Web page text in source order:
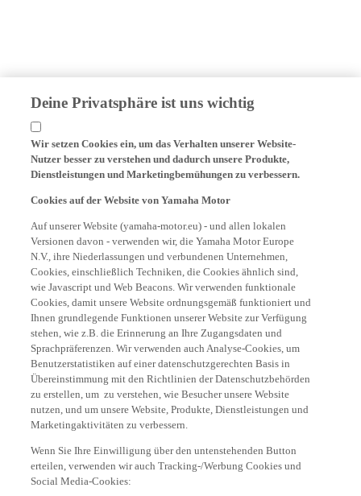
Deine Privatsphäre ist uns wichtig
Wir setzen Cookies ein, um das Verhalten unserer Website-
Nutzer besser zu verstehen und dadurch unsere Produkte,
Dienstleistungen und Marketingbemühungen zu verbessern.
Cookies auf der Website von Yamaha Motor
Auf unserer Website (yamaha-motor.eu) - und allen lokalen
Versionen davon - verwenden wir, die Yamaha Motor Europe
N.V., ihre Niederlassungen und verbundenen Unternehmen,
Cookies, einschließlich Techniken, die Cookies ähnlich sind,
wie Javascript und Web Beacons. Wir verwenden funktionale
Cookies, damit unsere Website ordnungsgemäß funktioniert und
Ihnen grundlegende Funktionen unserer Website zur Verfügung
stehen, wie z.B. die Erinnerung an Ihre Zugangsdaten und
Sprachpräferenzen. Wir verwenden auch Analyse-Cookies, um
Benutzerstatistiken auf einer datenschutzgerechten Basis in
Übereinstimmung mit den Richtlinien der Datenschutzbehörden
zu erstellen, um zu verstehen, wie Besucher unsere Website
nutzen, und um unsere Website, Produkte, Dienstleistungen und
Marketingaktivitäten zu verbessern.
Wenn Sie Ihre Einwilligung über den untenstehenden Button
erteilen, verwenden wir auch Tracking-/Werbung Cookies und
Social Media-Cookies: